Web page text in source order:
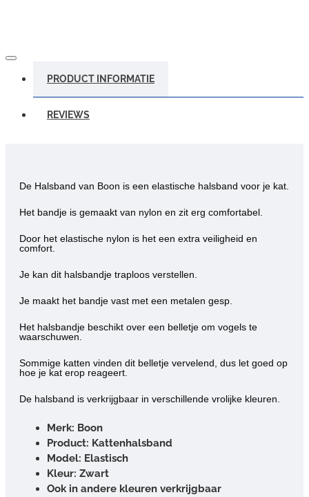
PRODUCT INFORMATIE
REVIEWS
De Halsband van Boon is een elastische halsband voor je kat.
Het bandje is gemaakt van nylon en zit erg comfortabel.
Door het elastische nylon is het een extra veiligheid en
comfort.
Je kan dit halsbandje traploos verstellen
Je maakt het bandje vast met een metalen gesp.
Het halsbandje beschikt over een belletje om vogels te
waarschuwen.
Sommige katten vinden dit belletje vervelend, dus let goed op
hoe je kat erop reageert.
De halsband is verkrijgbaar in verschillende vrolijke kleuren.
Merk: Boon
Product: Kattenhalsband
Model: Elastisch
Kleur: Zwart
Ook in andere kleuren verkrijgbaar